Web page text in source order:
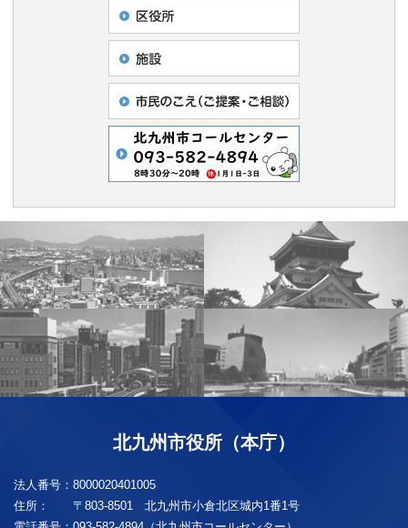
北九州市役所（本庁）
法人番号： 8000020401005
住所：
〒803-8501 北九州市小倉北区城内1番1号